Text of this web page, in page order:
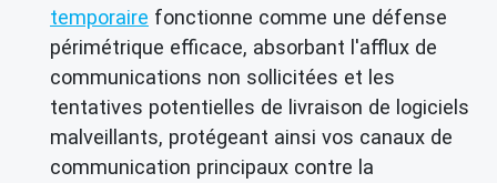
temporaire fonctionne comme une défense
périmétrique efficace, absorbant l'afflux de
communications non sollicitées et les
tentatives potentielles de livraison de logiciels
malveillants, protégeant ainsi vos canaux de
communication principaux contre la